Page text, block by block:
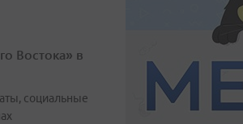
Востока» в
социальные